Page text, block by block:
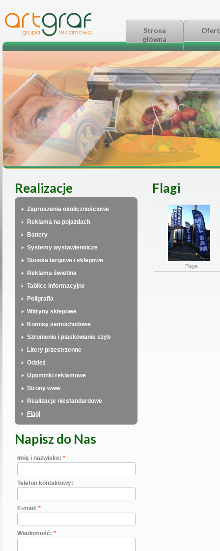
Strona
główna
Realizacje
Zaproszenia okolicznościowe
Reklama na pojazdach
Banery
Systemy wystawiennicze
Stoiska targowe i sklepowe
Reklama świetlna
Tablice informacyjne
Poligrafia
Witryny sklepowe
Komisy samochodowe
Szronienie i piaskowanie szyb
Litery przestrzenne
Odzież
Upominki reklamowe
Strony www
Realizacje niestandardowe
Flagi
Napisz do Nas
Imię i nazwisko: *
Telefon kontaktowy:
E-mail: *
Wiadomość: *
Flagi
Flaga